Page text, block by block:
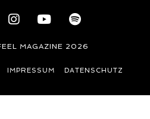
MAGAZINE 2026
IMPRESSUM DATENSCHUTZ